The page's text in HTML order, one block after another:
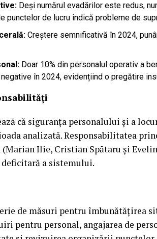
Deși numărul evadărilor este redus,
punctelor de lucru indică probleme de
Creștere semnificativă în 2024,
Doar 10% din personalul operativ a
în 2024, evidențiind o pregătire
că siguranța personalului și a
analizată. Responsabilitatea
(Marian Ilie, Cristian Spătaru și
a sistemului.
de măsuri pentru îmbunătățirea
pentru personal, angajarea de